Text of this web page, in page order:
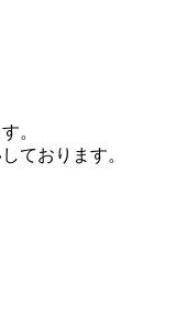
。
ております。